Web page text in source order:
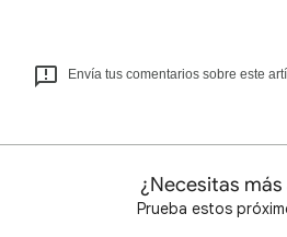
Envía tus comentarios sobre este
¿Necesitas más
Prueba estos